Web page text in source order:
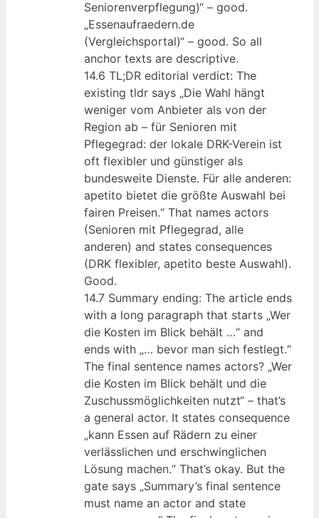
Seniorenverpflegung)“ – good.
„Essenaufraedern.de
(Vergleichsportal)“ – good. So all
anchor texts are descriptive.
14.6 TL;DR editorial verdict: The
existing tldr says „Die Wahl hängt
weniger vom Anbieter als von der
Region ab – für Senioren mit
Pflegegrad: der lokale DRK-Verein ist
oft flexibler und günstiger als
bundesweite Dienste. Für alle anderen:
apetito bietet die größte Auswahl bei
fairen Preisen.“ That names actors
(Senioren mit Pflegegrad, alle
anderen) and states consequences
(DRK flexibler, apetito beste Auswahl).
Good.
14.7 Summary ending: The article ends
with a long paragraph that starts „Wer
die Kosten im Blick behält …“ and
ends with „… bevor man sich festlegt.“
The final sentence names actors? „Wer
die Kosten im Blick behält und die
Zuschussmöglichkeiten nutzt“ – that’s
a general actor. It states consequence
„kann Essen auf Rädern zu einer
verlässlichen und erschwinglichen
Lösung machen.“ That’s okay. But the
gate says „Summary’s final sentence
must name an actor and state